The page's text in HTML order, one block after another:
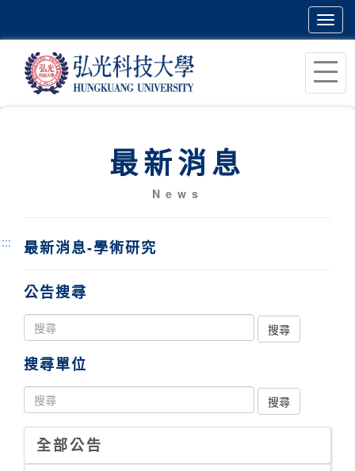
最新消息
News
::: 最新消息-學術研究
公告搜尋
搜尋單位
全部公告